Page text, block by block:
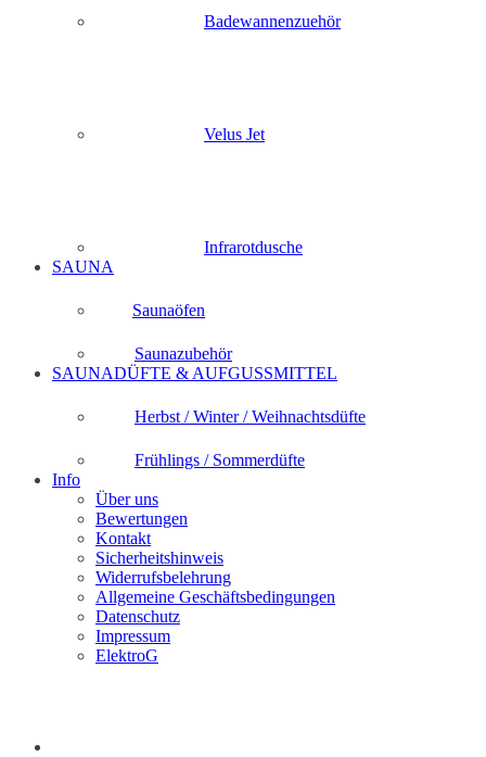
Badewannenzuehör
Velus Jet
Infrarotdusche
SAUNA
Saunaöfen
Saunazubehör
SAUNADÜFTE & AUFGUSSMITTEL
Herbst / Winter / Weihnachtsdüfte
Frühlings / Sommerdüfte
Info
Über uns
Bewertungen
Kontakt
Sicherheitshinweis
Widerrufsbelehrung
Allgemeine Geschäftsbedingungen
Datenschutz
Impressum
ElektroG